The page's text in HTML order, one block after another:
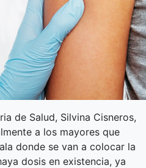
de Salud, Silvina Cisneros,
a los mayores que
donde se van a colocar la
dosis en existencia, ya